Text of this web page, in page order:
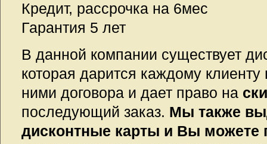
Кредит, рассрочка на 6мес
Гарантия 5 лет
В данной компании существует
которая дарится каждому
ними договора и дает право на
последующий заказ. Мы также
дисконтные карты и Вы можете